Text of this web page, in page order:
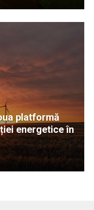
platformă
energetice în